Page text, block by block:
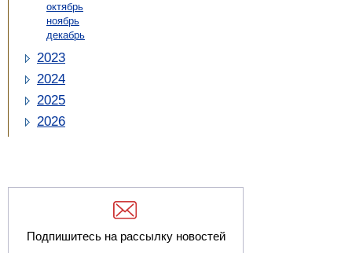
октябрь
ноябрь
декабрь
2023
2024
2025
2026
Подпишитесь на рассылку новостей